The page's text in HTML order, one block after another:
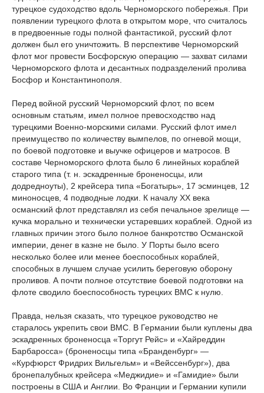
турецкое судоходство вдоль Черноморского побережья. При
появлении турецкого флота в открытом море, что считалось
в предвоенные годы полной фантастикой, русский флот
должен был его уничтожить. В перспективе Черноморский
флот мог провести Босфорскую операцию — захват силами
Черноморского флота и десантных подразделений пролива
Босфор и Константинополя.
Перед войной русский Черноморский флот, по всем
основным статьям, имел полное превосходство над
турецкими Военно-морскими силами. Русский флот имел
преимущество по количеству вымпелов, по огневой мощи,
по боевой подготовке и выучке офицеров и матросов. В
составе Черноморского флота было 6 линейных кораблей
старого типа (т. н. эскадренные броненосцы, или
додредноуты), 2 крейсера типа «Богатырь», 17 эсминцев, 12
миноносцев, 4 подводные лодки. К началу XX века
османский флот представлял из себя печальное зрелище —
кучка морально и технически устаревших кораблей. Одной из
главных причин этого было полное банкротство Османской
империи, денег в казне не было. У Порты было всего
несколько более или менее боеспособных кораблей,
способных в лучшем случае усилить береговую оборону
проливов. А почти полное отсутствие боевой подготовки на
флоте сводило боеспособность турецких ВМС к нулю.
Правда, нельзя сказать, что турецкое руководство не
старалось укрепить свои ВМС. В Германии были куплены два
эскадренных броненосца «Торгут Рейс» и «Хайреддин
Барбаросса» (броненосцы типа «Бранденбург» —
«Курфюрст Фридрих Вильгельм» и «Вейссенбург»), два
бронепалубных крейсера «Меджидие» и «Гамидие» были
построены в США и Англии. Во Франции и Германии купили